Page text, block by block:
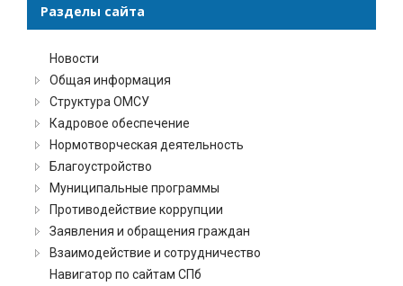
Разделы сайта
Новости
Общая информация
Структура ОМСУ
Кадровое обеспечение
Нормотворческая деятельность
Благоустройство
Муниципальные программы
Противодействие коррупции
Заявления и обращения граждан
Взаимодействие и сотрудничество
Навигатор по сайтам СПб